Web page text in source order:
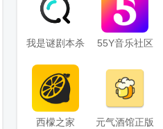
我是谜剧本杀
55Y音乐社区
西檬之家
元气酒馆正版